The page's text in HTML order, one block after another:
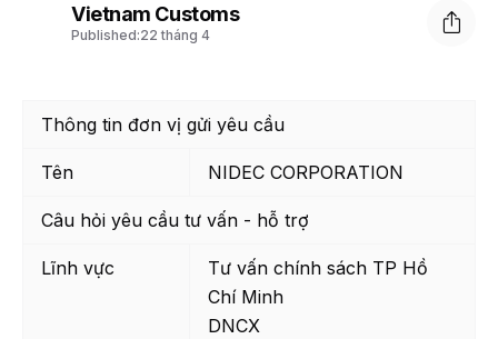
Vietnam Customs
Published:22 tháng 4
Thông tin đơn vị gửi yêu cầu
Tên NIDEC CORPORATION
Câu hỏi yêu cầu tư vấn - hỗ trợ
Lĩnh vực
Tư vấn chính sách TP Hồ
Chí Minh
DNCX